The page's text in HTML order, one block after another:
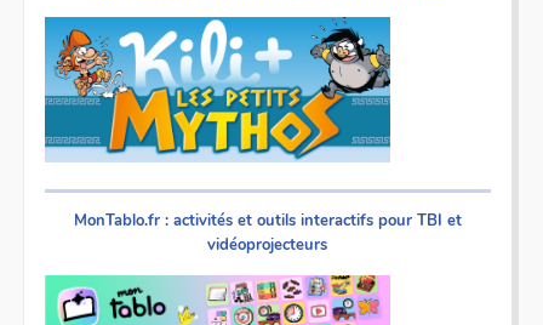
MonTablo.fr : activités et outils interactifs pour TBI et
vidéoprojecteurs